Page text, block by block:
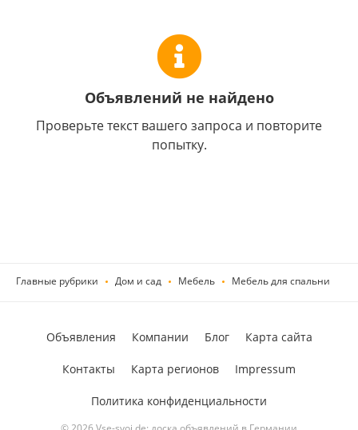
Объявлений не найдено
Проверьте текст вашего запроса и повторите
попытку.
Главные рубрики Дом и сад Мебель Мебель для спальни
Объявления Компании Блог Карта сайта
Контакты Карта регионов Impressum
Политика конфиденциальности